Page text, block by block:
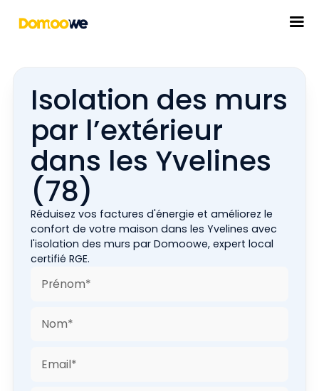
Isolation des murs
par l’extérieur
dans les Yvelines
(78)
Réduisez vos factures d'énergie et améliorez le
confort de votre maison dans les Yvelines avec
l'isolation des murs par Domoowe, expert local
certifié RGE.